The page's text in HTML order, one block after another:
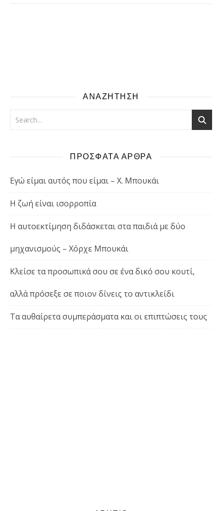
ΑΝΑΖΗΤΗΣΗ
ΠΡΟΣΦΑΤΑ ΑΡΘΡΑ
Εγώ είμαι αυτός που είμαι – Χ. Μπουκάι
Η ζωή είναι ισορροπία
Η αυτοεκτίμηση διδάσκεται στα παιδιά με δύο
μηχανισμούς – Χόρχε Μπουκάι
Κλείσε τα προσωπικά σου σε ένα δικό σου κουτί,
αλλά πρόσεξε σε ποιον δίνεις το αντικλείδι
Τα αυθαίρετα συμπεράσματα και οι επιπτώσεις τους